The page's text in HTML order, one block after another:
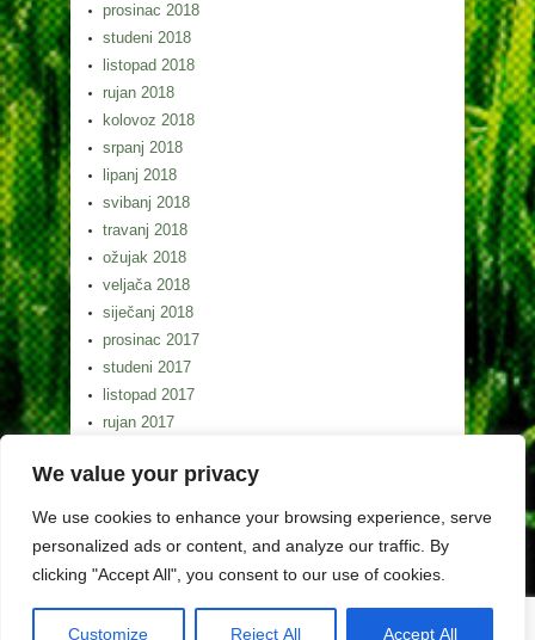
We value your privacy
We use cookies to enhance your browsing experience, serve
personalized ads or content, and analyze our traffic. By
clicking "Accept All", you consent to our use of cookies.
Customize Reject All Accept All
prosinac 2018
studeni 2018
listopad 2018
rujan 2018
kolovoz 2018
srpanj 2018
lipanj 2018
svibanj 2018
travanj 2018
ožujak 2018
veljača 2018
siječanj 2018
prosinac 2017
studeni 2017
listopad 2017
rujan 2017
srpanj 2017